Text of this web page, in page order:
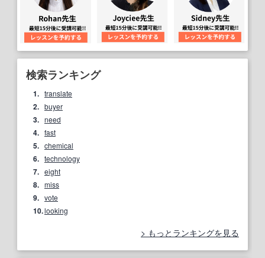
検索ランキング
1. translate
2. buyer
3. need
4. fast
5. chemical
6. technology
7. eight
8. miss
9. vote
10.looking
もっとランキングを見る